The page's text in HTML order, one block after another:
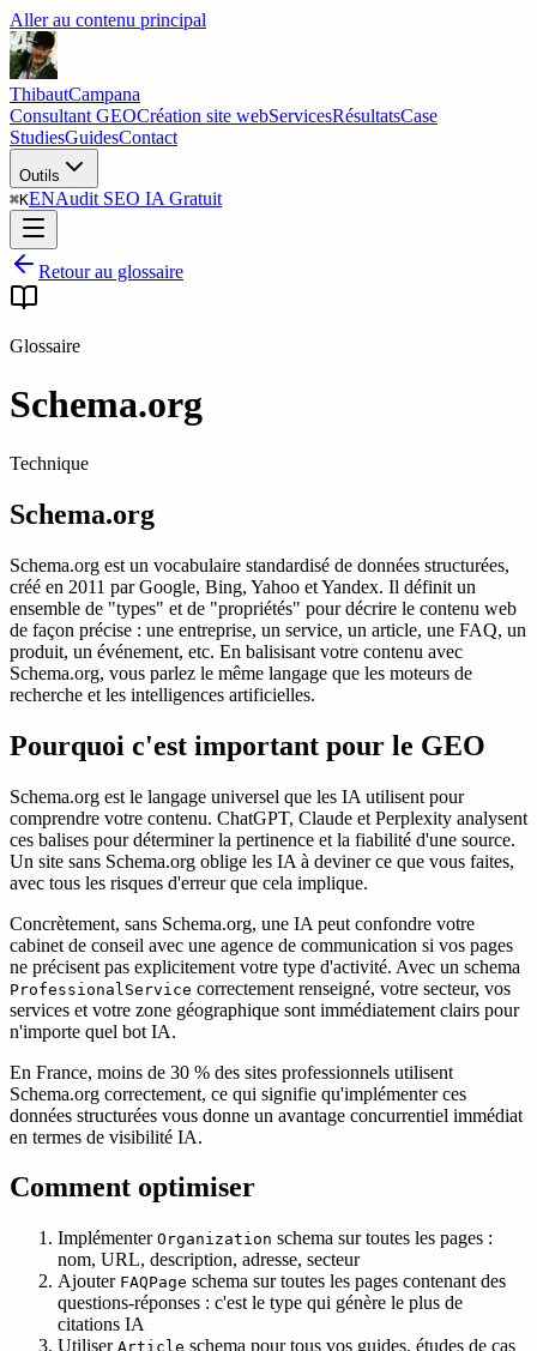
Aller au contenu principal
ThibautCampana
Consultant GEOCréation site webServicesRésultatsCase
StudiesGuidesContact
Outils
⌘KENAudit SEO IA Gratuit
Retour au glossaire
Glossaire
Schema.org
Technique
Schema.org
Schema.org est un vocabulaire standardisé de données structurées,
créé en 2011 par Google, Bing, Yahoo et Yandex. Il définit un
ensemble de "types" et de "propriétés" pour décrire le contenu web
de façon précise : une entreprise, un service, un article, une FAQ, un
produit, un événement, etc. En balisisant votre contenu avec
Schema.org, vous parlez le même langage que les moteurs de
recherche et les intelligences artificielles.
Pourquoi c'est important pour le GEO
Schema.org est le langage universel que les IA utilisent pour
comprendre votre contenu. ChatGPT, Claude et Perplexity analysent
ces balises pour déterminer la pertinence et la fiabilité d'une source.
Un site sans Schema.org oblige les IA à deviner ce que vous faites,
avec tous les risques d'erreur que cela implique.
Concrètement, sans Schema.org, une IA peut confondre votre
cabinet de conseil avec une agence de communication si vos pages
ne précisent pas explicitement votre type d'activité. Avec un schema
ProfessionalService correctement renseigné, votre secteur, vos
services et votre zone géographique sont immédiatement clairs pour
n'importe quel bot IA.
En France, moins de 30 % des sites professionnels utilisent
Schema.org correctement, ce qui signifie qu'implémenter ces
données structurées vous donne un avantage concurrentiel immédiat
en termes de visibilité IA.
Comment optimiser
Implémenter Organization schema sur toutes les pages :
nom, URL, description, adresse, secteur
Ajouter FAQPage schema sur toutes les pages contenant des
questions-réponses : c'est le type qui génère le plus de
citations IA
Utiliser Article schema pour tous vos guides, études de cas